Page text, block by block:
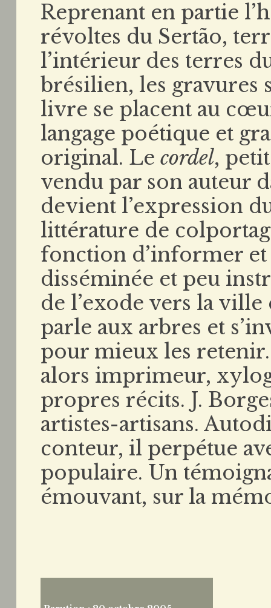
Reprenant en partie
révoltes du Sertão,
l’intérieur des terres
brésilien, les gravures
livre se placent au
langage poétique et
original. Lecordel,
vendu par son auteur
devient l’expression
littérature de
fonction d’informer
disséminée et peu
de l’exode vers la ville
parle aux arbres et
pour mieux les
alors imprimeur,
propres récits. J.
artistes-artisans.
conteur, il perpétue
populaire. Un
émouvant, sur la